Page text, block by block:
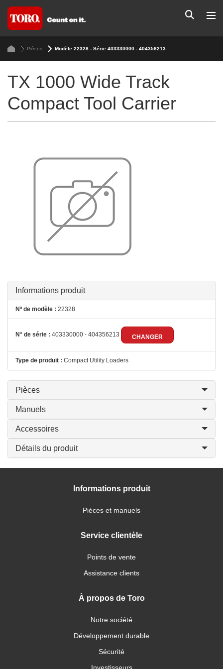
Pièces Modèle 22328 - Série 403330000 - 404356213
TX 1000 Wide Track
Compact Tool Carrier
Informations produit
Nº de modèle : 22328
N° de série : 403330000 - 404356213 CHANGER
Type de produit : Compact Utility Loaders
Pièces
Manuels
Accessoires
Détails du produit
Informations produit
Pièces et manuels
Service clientèle
Points de vente
Assistance clients
À propos de Toro
Notre société
Développement durable
Sécurité